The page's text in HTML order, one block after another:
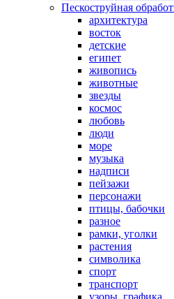
Пескоструйная
архитектура
восток
детские
египет
живопись
животные
звезды
космос
любовь
люди
море
музыка
надписи
пейзажи
персонажи
птицы, бабочки
разное
рамки, уголки
растения
символика
спорт
транспорт
узоры, графика